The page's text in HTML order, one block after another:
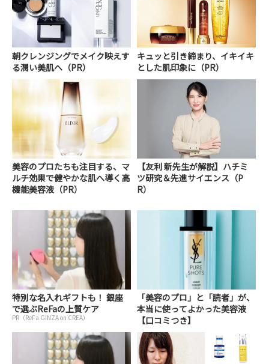
朝クレンジングでメイク映えす
る潤い美肌へ（PR）
キュッと引き締まり、イキイキ
とした肌印象に（PR）
美容のプロたちも注目する、マ
ルチ効果で健やかな肌へ導く高
機能美容液（PR）
【友利 新先生が解説】ハチミ
ツ研究＆先進サイエンス（P
R）
特別な名入れギフトも！ 銀座
で選ぶReFaの上質ケア
PR（ReFa GINZA on CREA）
「美容のプロ」と「読者」が、
本当に使ってよかった美容液
【口コミつき】